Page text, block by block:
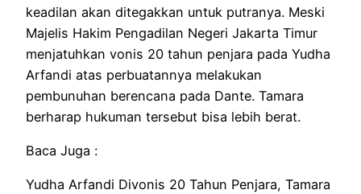
keadilan akan ditegakkan untuk putranya. Meski
Majelis Hakim Pengadilan Negeri Jakarta Timur
menjatuhkan vonis 20 tahun penjara pada Yudha
Arfandi atas perbuatannya melakukan
pembunuhan berencana pada Dante. Tamara
berharap hukuman tersebut bisa lebih berat.
Baca Juga :
Yudha Arfandi Divonis 20 Tahun Penjara, Tamara